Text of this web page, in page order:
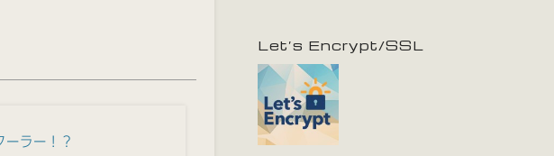
ーラー！？
Let’s Encrypt/SSL